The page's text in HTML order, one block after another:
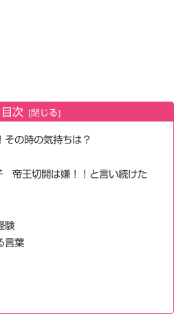
目次
その時の気持ちは？
帝王切開は嫌！！と言い続けた
験
言葉